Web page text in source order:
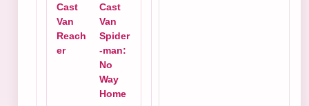
Cast
Van
Reach
er
Cast
Van
Spider
-man:
No
Way
Home